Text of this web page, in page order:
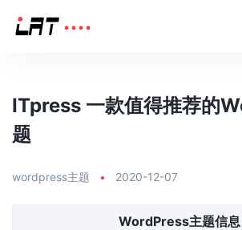
ITpress 一款值得推荐的
题
wordpress主题 • 2020-12-07
WordPress主题信息